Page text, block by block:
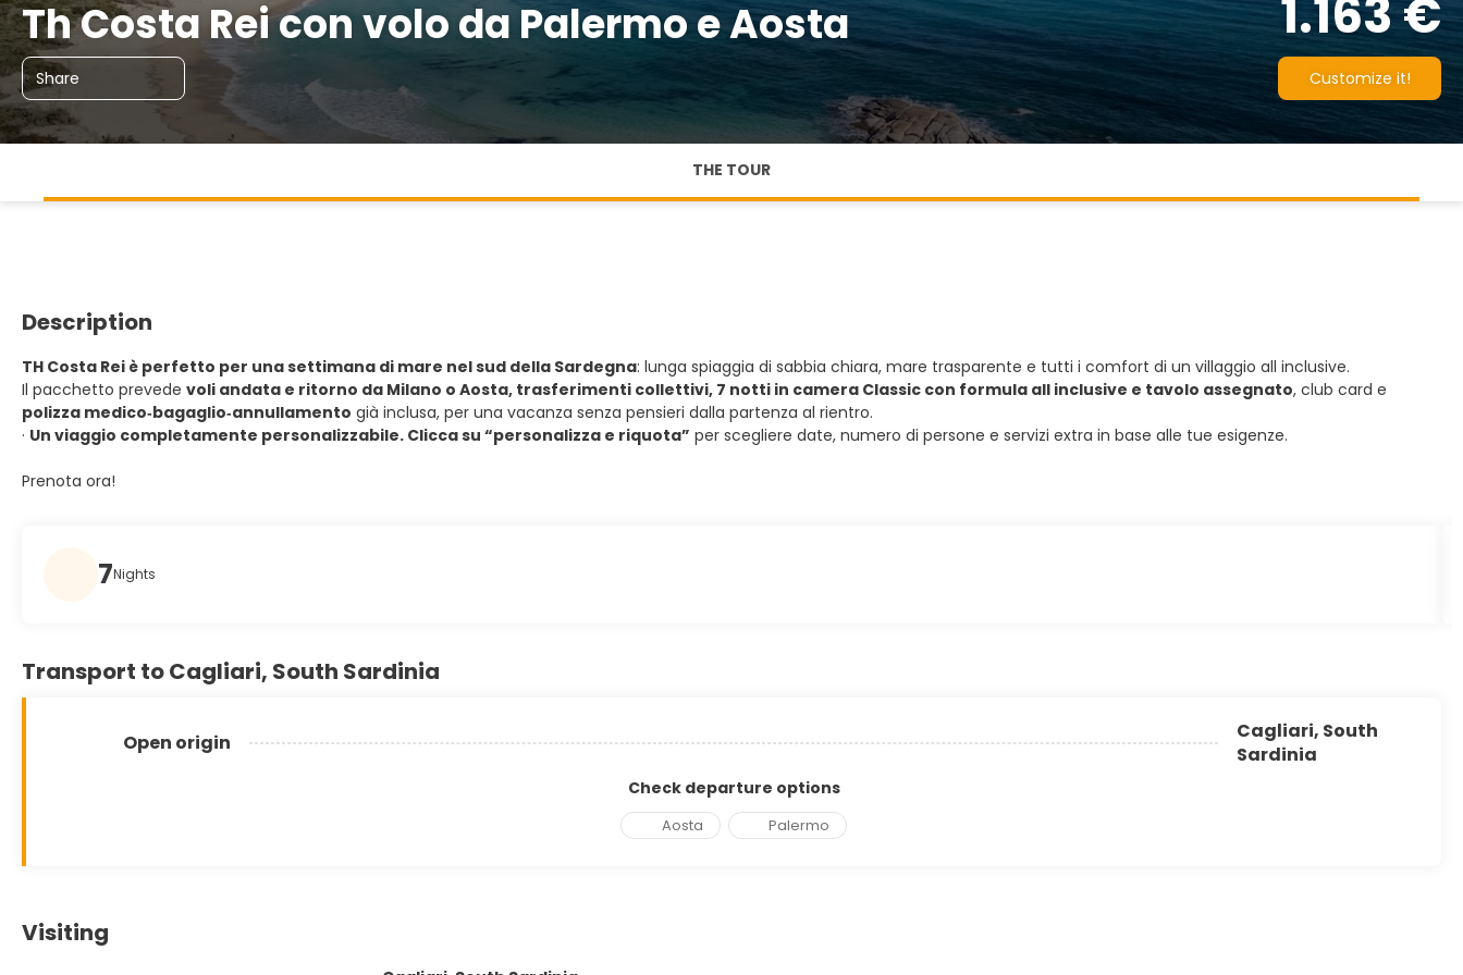
Th Costa Rei con volo da Palermo e Aosta 1.163 €
Share Customize it!
THE TOUR
Description
TH Costa Rei è perfetto per una settimana di mare nel sud della Sardegna: lunga spiaggia di sabbia chiara, mare trasparente e tutti i comfort di un villaggio all inclusive.
Il pacchetto prevede voli andata e ritorno da Milano o Aosta, trasferimenti collettivi, 7 notti in camera Classic con formula all inclusive e tavolo assegnato, club card e
polizza medico‑bagaglio‑annullamento già inclusa, per una vacanza senza pensieri dalla partenza al rientro.
· Un viaggio completamente personalizzabile. Clicca su “personalizza e riquota” per scegliere date, numero di persone e servizi extra in base alle tue esigenze.
Prenota ora!
7Nights
Transport to Cagliari, South Sardinia
Open origin
Cagliari, South
Sardinia
Check departure options
Aosta Palermo
Visiting